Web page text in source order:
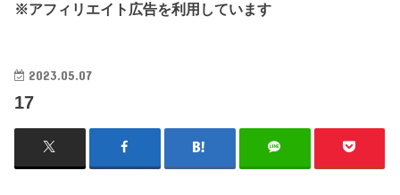
※アフィリエイト広告を利用しています
2023.05.07
17